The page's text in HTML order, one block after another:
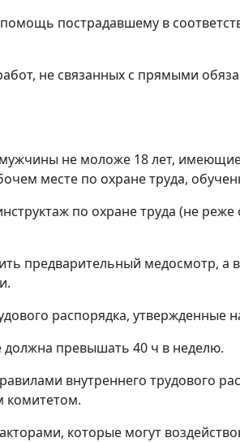
пострадавшему в
не связанных с прямыми
не моложе 18 лет,
месте по охране труда,
по охране труда (не реже
предварительный медосмотр, а
распорядка, утвержденные
превышать 40 ч в неделю.
внутреннего трудового
комитетом.
которые могут